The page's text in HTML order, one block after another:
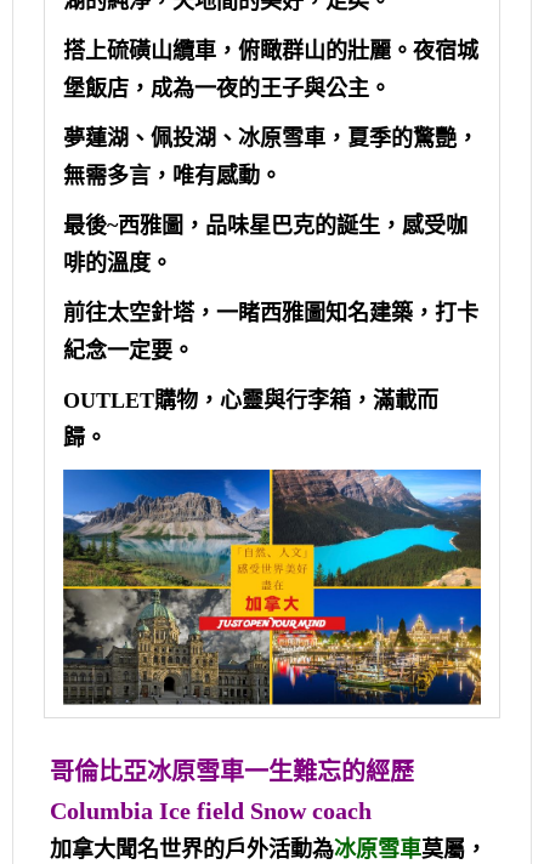
搭上硫磺山纜車，俯瞰群山的壯麗。夜宿城
堡飯店，成為一夜的王子與公主。
夢蓮湖、佩投湖、冰原雪車，夏季的驚艷，
無需多言，唯有感動。
最後~西雅圖，品味星巴克的誕生，感受咖
啡的溫度。
前往太空針塔，一睹西雅圖知名建築，打卡
紀念一定要。
OUTLET購物，心靈與行李箱，滿載而
歸。
哥倫比亞冰原雪車一生難忘的經歷
Columbia Ice field Snow coach
加拿大聞名世界的戶外活動為冰原雪車莫屬，